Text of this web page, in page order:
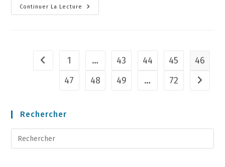
Continuer La Lecture
1 … 43 44 45
46
47
48 49 … 72
Rechercher